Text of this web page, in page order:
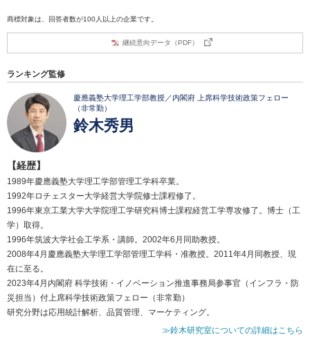
商標対象は、回答者数が100人以上の企業です。
継続意向データ（PDF）
ランキング監修
慶應義塾大学理工学部教授／内閣府 上席科学技術政策フェロー
（非常勤）
鈴木秀男
【経歴】
1989年慶應義塾大学理工学部管理工学科卒業。
1992年ロチェスター大学経営大学院修士課程修了。
1996年東京工業大学大学院理工学研究科博士課程経営工学専攻修了。博士（工
学）取得。
1996年筑波大学社会工学系・講師。2002年6月同助教授。
2008年4月慶應義塾大学理工学部管理工学科・准教授。2011年4月同教授、現
在に至る。
2023年4月内閣府 科学技術・イノベーション推進事務局参事官（インフラ・防
災担当）付上席科学技術政策フェロー（非常勤）
研究分野は応用統計解析、品質管理、マーケティング。
≫鈴木研究室についての詳細はこちら